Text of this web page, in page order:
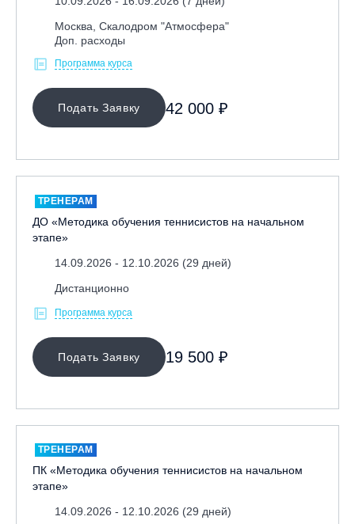
Москва, Скалодром "Атмосфера"
Доп. расходы
Программа курса
Подать Заявку 42 000 ₽
ТРЕНЕРАМ
ДО «Методика обучения теннисистов на начальном
этапе»
14.09.2026 - 12.10.2026 (29 дней)
Дистанционно
Программа курса
Подать Заявку 19 500 ₽
ТРЕНЕРАМ
ПК «Методика обучения теннисистов на начальном
этапе»
14.09.2026 - 12.10.2026 (29 дней)